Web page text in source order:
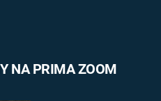
NA PRIMA ZOOM